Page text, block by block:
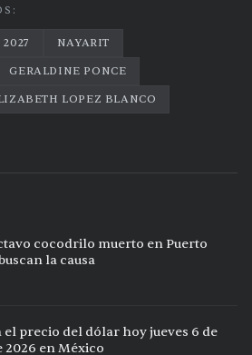
2027
NAYARIT
GERALDINE PONCE
LOPEZ BLANCO
cocodrilo muerto en Puerto
la causa
el precio del dólar hoy jueves 6 de
2026 en México